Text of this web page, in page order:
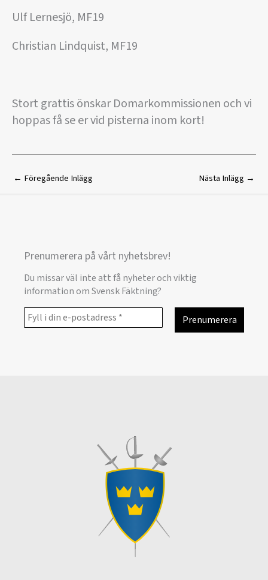
Ulf Lernesjö, MF19
Christian Lindquist, MF19
Stort grattis önskar Domarkommissionen och vi
hoppas få se er vid pisterna inom kort!
← Föregående Inlägg Nästa Inlägg →
Prenumerera på vårt nyhetsbrev!
Du missar väl inte att få nyheter och viktig
information om Svensk Fäktning?